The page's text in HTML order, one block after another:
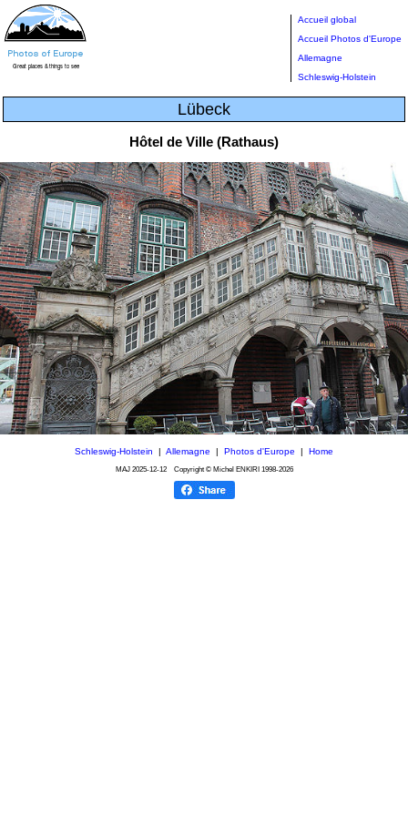
Accueil global
Accueil Photos d'Europe
Allemagne
Schleswig-Holstein
Lübeck
Hôtel de Ville (Rathaus)
Schleswig-Holstein | Allemagne | Photos d'Europe | Home
MAJ 2025-12-12Copyright © Michel ENKIRI 1998-2026